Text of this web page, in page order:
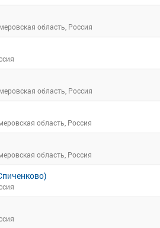
область, Россия
область, Россия
область, Россия
область, Россия